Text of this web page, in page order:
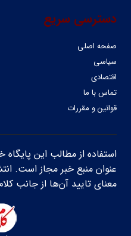
دسترسی سریع
صفحه اصلی
سیاسی
اقتصادی
تماس با ما
قوانین و مقررات
استفاده از مطالب این پایگاه
عنوان منبع خبر مجاز است.
معنای تایید آن‌ها از جانب